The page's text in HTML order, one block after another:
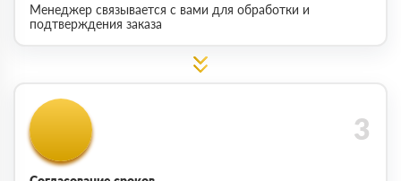
Менеджер связывается с вами для обработки и
подтверждения заказа